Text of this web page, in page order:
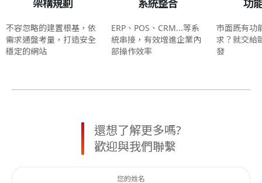
架構規劃
不容忽略的建置根基，依
需求通盤考量，打造安全
穩定的網站
系統整合
ERP、POS、CRM...等系
統串接，有效增進企業內
部操作效率
功
市面既有功
求？就交給
發
還想了解更多嗎?
歡迎與我們聯繫